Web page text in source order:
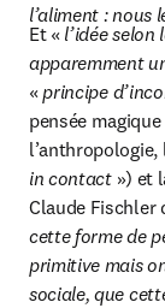
l’aliment : nous
Et « l’idée selon
apparemment
« principe
pensée
in contact ») et
Claude Fischler
cette forme de
primitive mais
sociale, que